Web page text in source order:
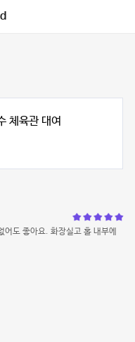
체육관 대여
도 좋아요. 화장실고 홀 내부에